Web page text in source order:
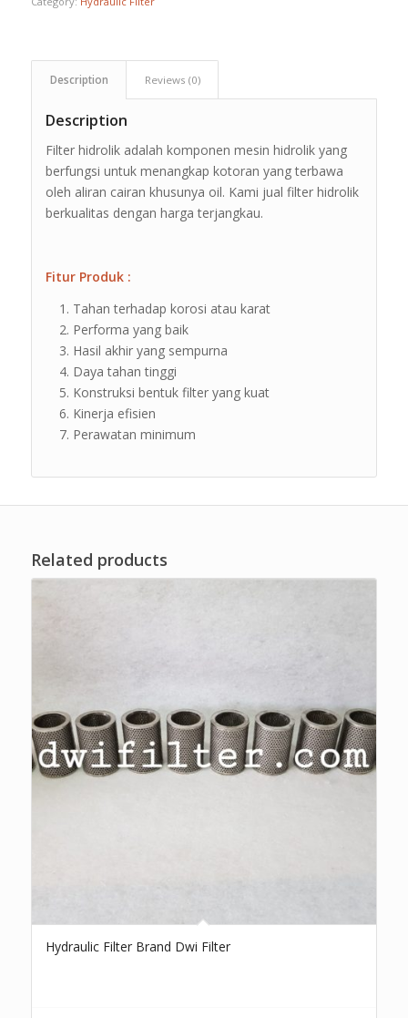
Description Reviews (0)
Description
Filter hidrolik adalah komponen mesin hidrolik yang
berfungsi untuk menangkap kotoran yang terbawa
oleh aliran cairan khusunya oil. Kami jual filter hidrolik
berkualitas dengan harga terjangkau.
Fitur Produk :
Tahan terhadap korosi atau karat
Performa yang baik
Hasil akhir yang sempurna
Daya tahan tinggi
Konstruksi bentuk filter yang kuat
Kinerja efisien
Perawatan minimum
Related products
Hydraulic Filter Brand Dwi Filter